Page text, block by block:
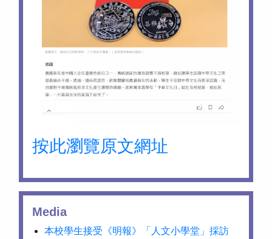
按此瀏覽原文網址
Media
本校學生接受《明報》「人文小學堂」採訪